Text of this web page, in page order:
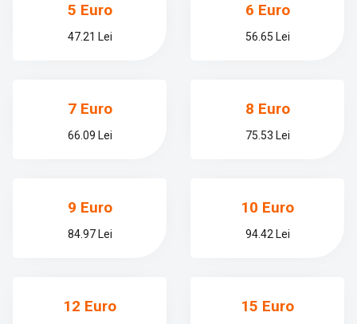
5 Euro
47.21 Lei
6 Euro
56.65 Lei
7 Euro
66.09 Lei
8 Euro
75.53 Lei
9 Euro
84.97 Lei
10 Euro
94.42 Lei
12 Euro 15 Euro